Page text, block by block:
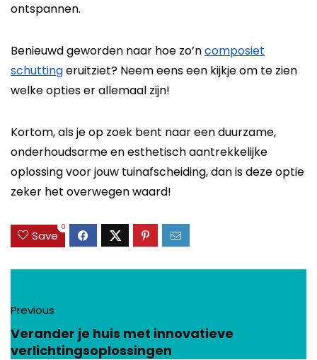
ontspannen.
Benieuwd geworden naar hoe zo’ncomposiet
schuttingeruitziet? Neem eens een kijkje om te zien
welke opties er allemaal zijn!
Kortom, als je op zoek bent naar een duurzame,
onderhoudsarme en esthetisch aantrekkelijke
oplossing voor jouw tuinafscheiding, dan is deze optie
zeker het overwegen waard!
Save
0
Previous
Verander je huis met innovatieve
verlichtingsoplossingen